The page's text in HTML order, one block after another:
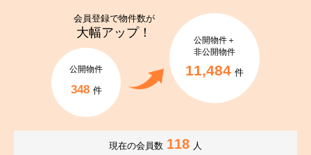
会員登録で物件数が
大幅アップ！
公開物件
348 件
公開物件＋
非公開物件
11,484 件
現在の会員数 118 人